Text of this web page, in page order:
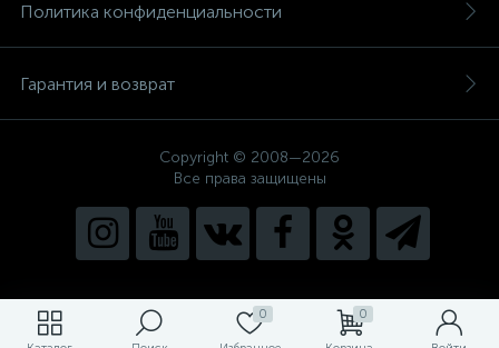
0 0
Политика конфиденциальности
Гарантия и возврат
Copyright © 2008—2026
Все права защищены